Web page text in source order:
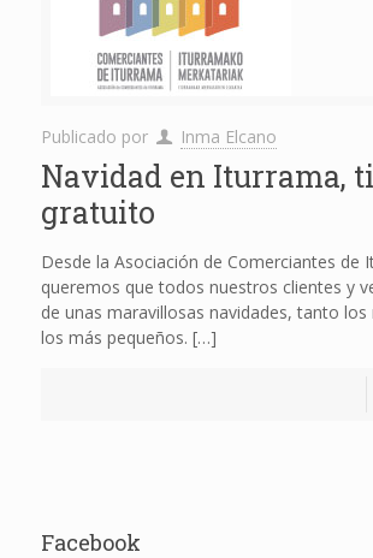
Publicado por Inma Elcano
Navidad en Iturrama,
gratuito
Desde la Asociación de Comerciantes de
queremos que todos nuestros clientes y
de unas maravillosas navidades, tanto
los más pequeños. […]
Facebook